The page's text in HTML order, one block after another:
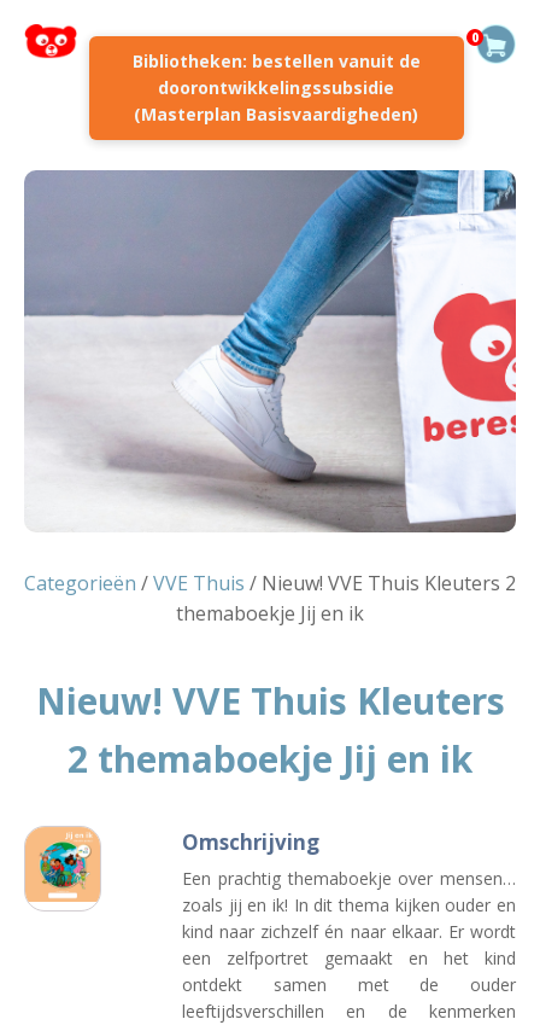
Bibliotheken: bestellen vanuit de
doorontwikkelingssubsidie
(Masterplan Basisvaardigheden)
0
Categorieën /VVE Thuis / Nieuw! VVE Thuis Kleuters 2
themaboekje Jij en ik
Nieuw! VVE Thuis Kleuters
2 themaboekje Jij en ik
Omschrijving
Een prachtig themaboekje over mensen…
zoals jij en ik! In dit thema kijken ouder en
kind naar zichzelf én naar elkaar. Er wordt
een zelfportret gemaakt en het kind
ontdekt samen met de ouder
leeftijdsverschillen en de kenmerken